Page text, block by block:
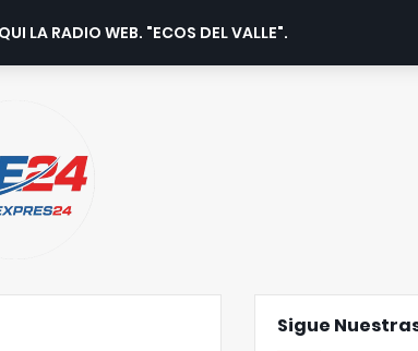
LA RADIO WEB. "ECOS DEL VALLE".
Sigue